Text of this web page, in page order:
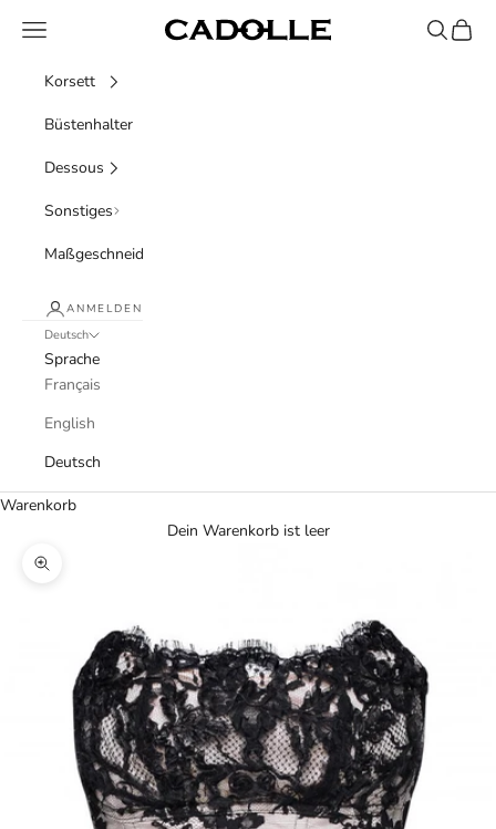
Cadolle
Menü Suchen
Korsett
Büstenhalter
Dessous
Sonstiges
Maßgeschneidert
ANMELDEN
Deutsch
Sprache
Français
English
Deutsch
Warenkorb
Dein Warenkorb ist leer
Bild vergrößern